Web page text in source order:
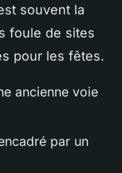
souvent la
foule de sites
pour les fêtes.
ancienne voie
par un